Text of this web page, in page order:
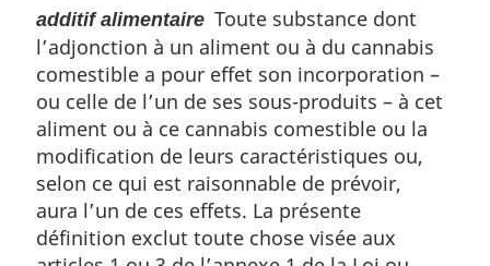
additif alimentaire Toute substance dont
l’adjonction à un aliment ou à du cannabis
comestible a pour effet son incorporation –
ou celle de l’un de ses sous-produits – à cet
aliment ou à ce cannabis comestible ou la
modification de leurs caractéristiques ou,
selon ce qui est raisonnable de prévoir,
aura l’un de ces effets. La présente
définition exclut toute chose visée aux